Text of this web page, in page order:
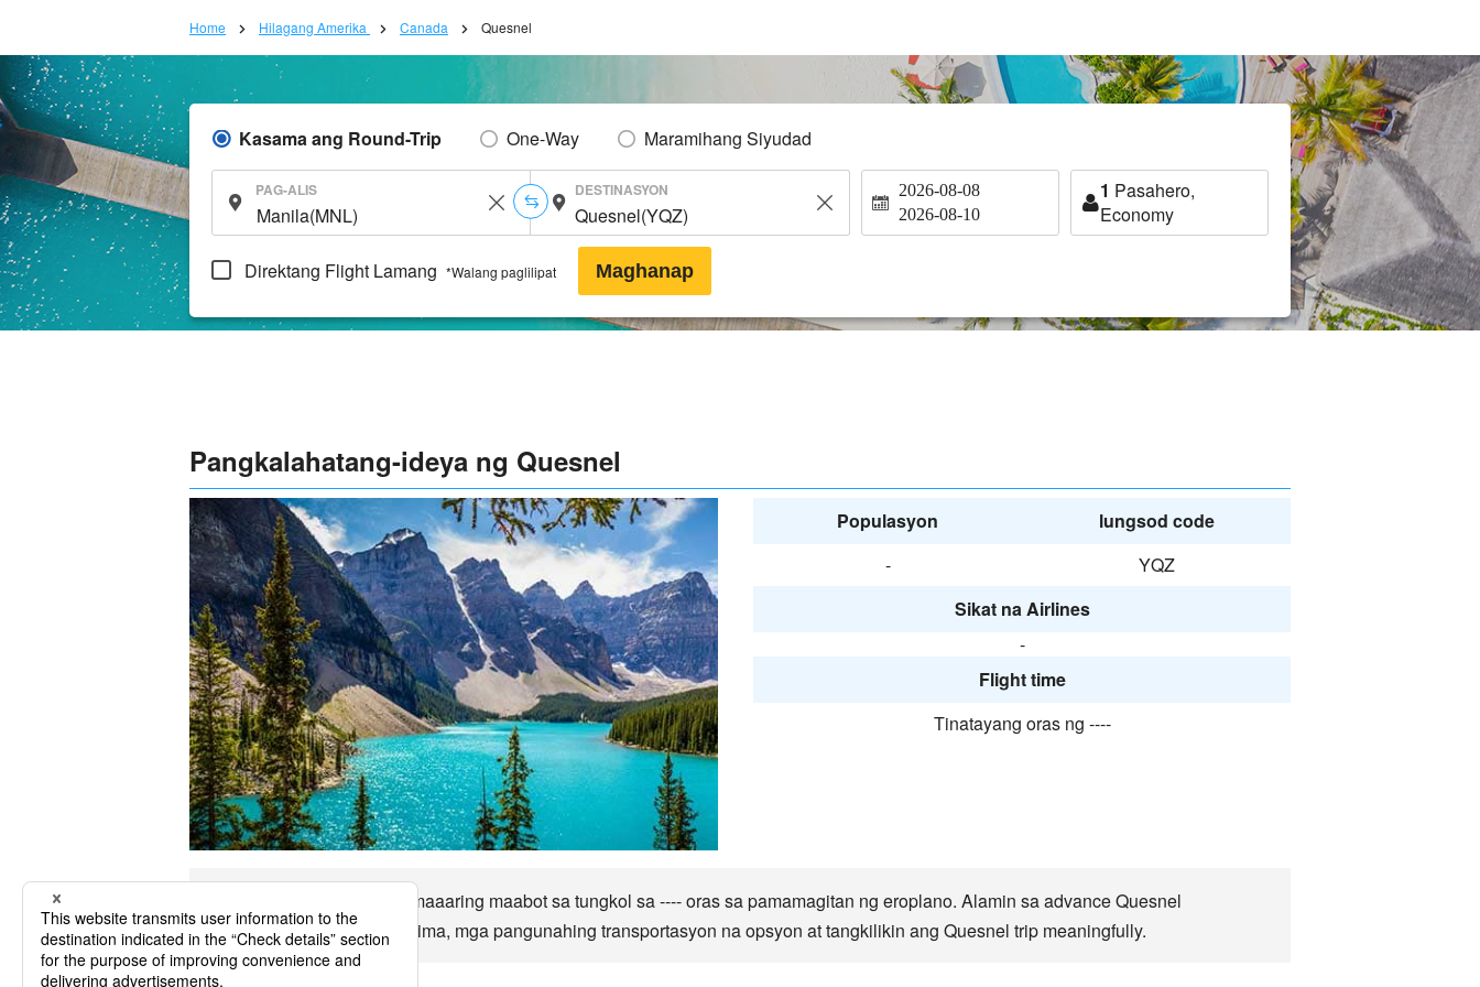
Home Hilagang Amerika Canada Quesnel
Kasama ang Round-Trip One-Way Maramihang Siyudad
PAG-ALIS DESTINASYON 2026-08-08
2026-08-10
1 Pasahero,
Economy
Direktang Flight Lamang *Walang paglilipat Maghanap
Pangkalahatang-ideya ng Quesnel
Populasyon
lungsod code
-
YQZ
Sikat na Airlines
-
Flight time
Tinatayang oras ng ----
Hanggang sa Quesnel ay maaaring maabot sa tungkol sa ---- oras sa pamamagitan ng eroplano. Alamin sa advance Quesnel
kasaysayan, ekonomiya, klima, mga pangunahing transportasyon na opsyon at tangkilikin ang Quesnel trip meaningfully.